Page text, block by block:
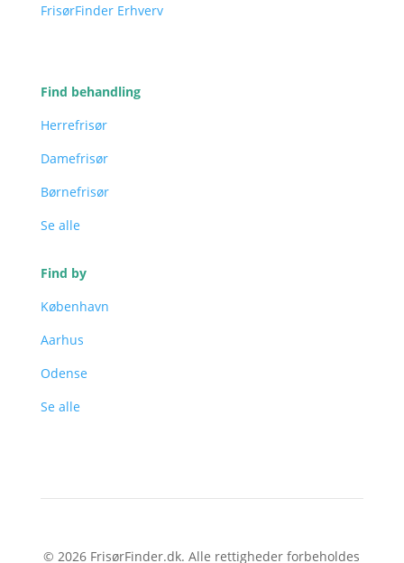
FrisørFinder Erhverv
Find behandling
Herrefrisør
Damefrisør
Børnefrisør
Se alle
Find by
København
Aarhus
Odense
Se alle
© 2026 FrisørFinder.dk. Alle rettigheder forbeholdes